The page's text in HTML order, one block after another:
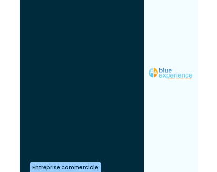
Entreprise commerciale